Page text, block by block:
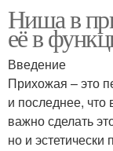
Ниша в
её в
Введение
Прихожая – это
и последнее,
важно сделать
но и